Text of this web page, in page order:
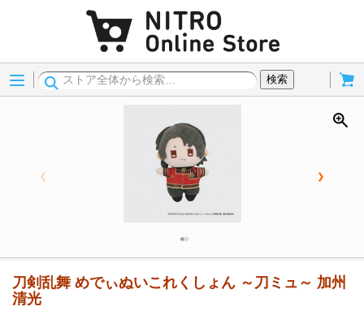
Menu
検索
刀剣乱舞 めでぃぬいこれくしょん ～刀ミュ～ 加州
清光